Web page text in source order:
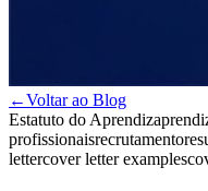
←Voltar ao Blog
Estatuto do Aprendiz
profissionaisrecrutamento
lettercover letter examples